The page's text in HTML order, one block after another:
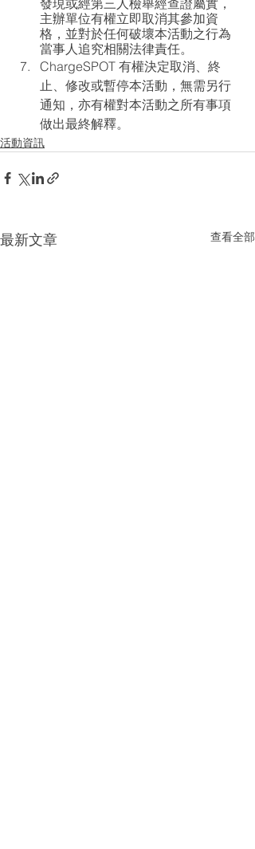
主辦單位有權立即取消其參加資
格，並對於任何破壞本活動之行為
當事人追究相關法律責任。
ChargeSPOT 有權決定取消、終
止、修改或暫停本活動，無需另行
通知，亦有權對本活動之所有事項
做出最終解釋。
活動資訊
最新文章 查看全部